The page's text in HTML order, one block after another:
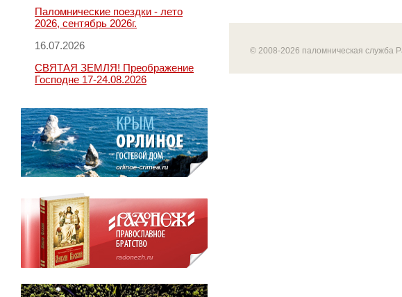
Паломнические поездки - лето
2026, сентябрь 2026г.
16.07.2026
СВЯТАЯ ЗЕМЛЯ! Преображение
Господне 17-24.08.2026
© 2008-2026 паломническая служба